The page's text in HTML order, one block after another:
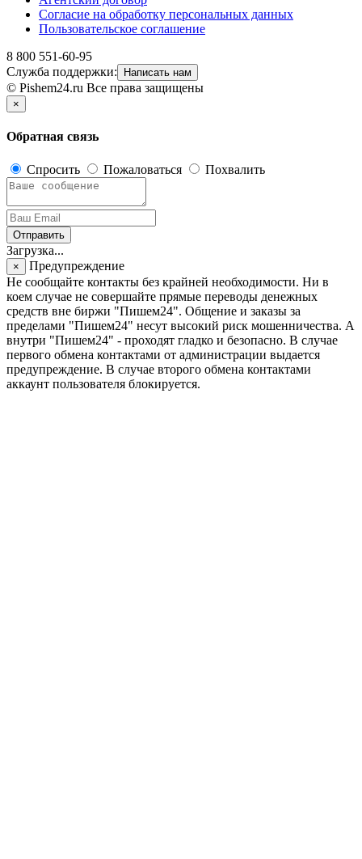
Согласие на обработку персональных данных
Пользовательское соглашение
8 800 551-60-95
Служба поддержки:
Написать нам
© Pishem24.ru Все права защищены
×
Обратная связь
Спросить Пожаловаться Похвалить
Отправить
Загрузка...
×
Предупреждение
Не сообщайте контакты без крайней необходимости. Ни в
коем случае не совершайте прямые переводы денежных
средств вне биржи "Пишем24". Общение и заказы за
пределами "Пишем24" несут высокий риск мошенничества. А
внутри "Пишем24" - проходят гладко и безопасно. В случае
первого обмена контактами от администрации выдается
предупреждение. В случае второго обмена контактами
аккаунт пользователя блокируется.